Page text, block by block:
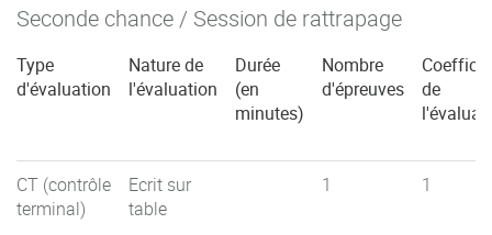
Seconde chance / Session de rattrapage
Type
d'évaluation
Nature de
l'évaluation
Durée
(en
minutes)
Nombre
d'épreuves
de
CT (contrôle
terminal)
Ecrit sur
table
1 1